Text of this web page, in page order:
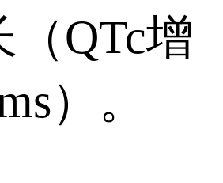
（QTc增
）。